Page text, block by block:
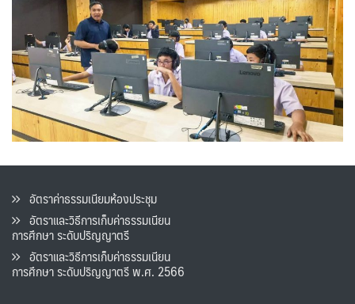
อัตราค่าธรรมเนียมห้องประชุม
อัตราและวิธีการเก็บค่าธรรมเนียน
การศึกษา ระดับปริญญาตรี
อัตราและวิธีการเก็บค่าธรรมเนียน
การศึกษา ระดับปริญญาตรี พ.ศ. 2566